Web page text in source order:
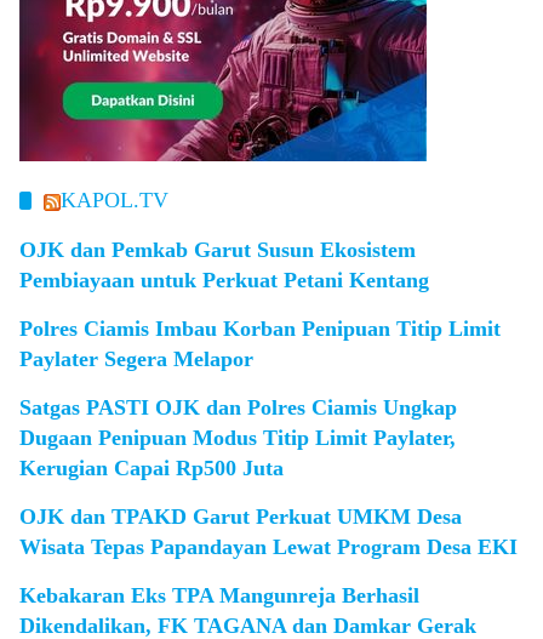
KAPOL.TV
OJK dan Pemkab Garut Susun Ekosistem
Pembiayaan untuk Perkuat Petani Kentang
Polres Ciamis Imbau Korban Penipuan Titip Limit
Paylater Segera Melapor
Satgas PASTI OJK dan Polres Ciamis Ungkap
Dugaan Penipuan Modus Titip Limit Paylater,
Kerugian Capai Rp500 Juta
OJK dan TPAKD Garut Perkuat UMKM Desa
Wisata Tepas Papandayan Lewat Program Desa EKI
Kebakaran Eks TPA Mangunreja Berhasil
Dikendalikan, FK TAGANA dan Damkar Gerak